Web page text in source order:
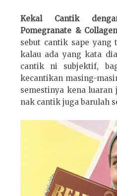
Kekal Cantik
Pomegranate &
sebut cantik sape yang
kalau ada yang kata
cantik ni subjektif,
kecantikan masing-
semestinya kena
nak cantik juga barulah